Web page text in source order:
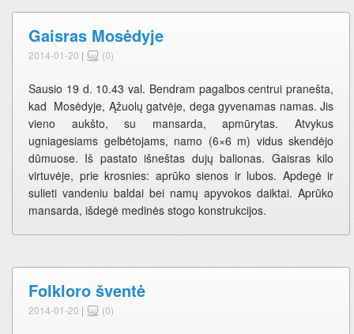
Gaisras Mosėdyje
2014-01-20 | (0)
Sausio 19 d. 10.43 val. Bendram pagalbos centrui pranešta,
kad Mosėdyje, Ąžuolų gatvėje, dega gyvenamas namas. Jis
vieno aukšto, su mansarda, apmūrytas. Atvykus
ugniagesiams gelbėtojams, namo (6×6 m) vidus skendėjo
dūmuose. Iš pastato išneštas dujų balionas. Gaisras kilo
virtuvėje, prie krosnies: aprūko sienos ir lubos. Apdegė ir
sulieti vandeniu baldai bei namų apyvokos daiktai. Aprūko
mansarda, išdegė medinės stogo konstrukcijos.
Folkloro šventė
2014-01-20 | (0)